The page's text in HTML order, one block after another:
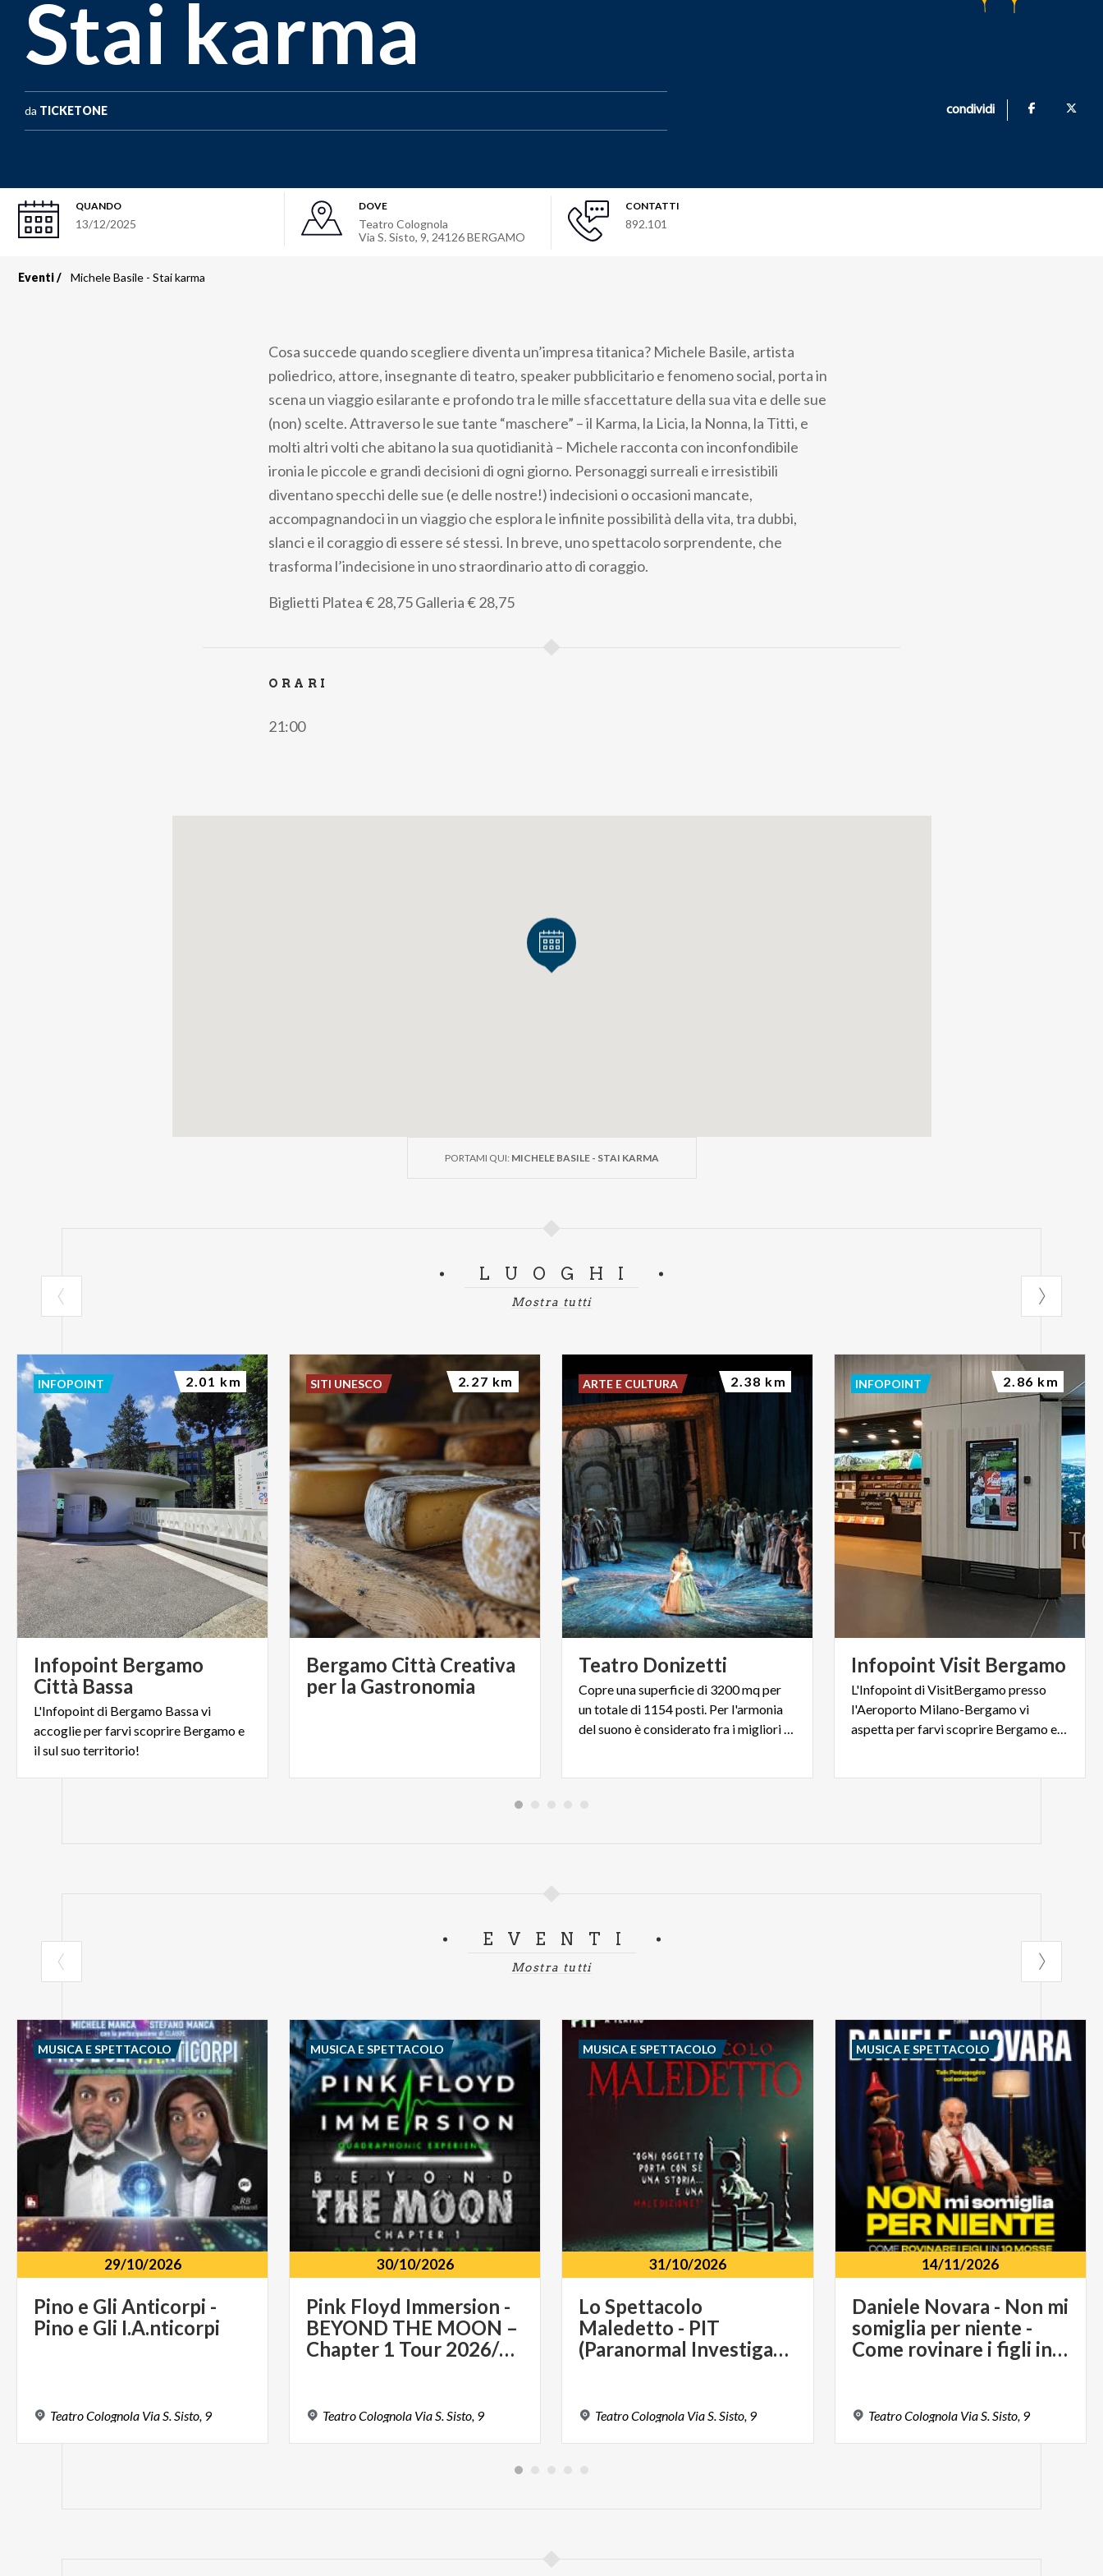
Stai karma
da TICKETONE condividi
QUANDO
13/12/2025
DOVE
Teatro Colognola
Via S. Sisto, 9, 24126BERGAMO
CONTATTI
892.101
Eventi Michele Basile - Stai karma
Cosa succede quando scegliere diventa un’impresa titanica? Michele Basile, artista
poliedrico, attore, insegnante di teatro, speaker pubblicitario e fenomeno social, porta in
scena un viaggio esilarante e profondo tra le mille sfaccettature della sua vita e delle sue
(non) scelte. Attraverso le sue tante “maschere” – il Karma, la Licia, la Nonna, la Titti, e
molti altri volti che abitano la sua quotidianità – Michele racconta con inconfondibile
ironia le piccole e grandi decisioni di ogni giorno. Personaggi surreali e irresistibili
diventano specchi delle sue (e delle nostre!) indecisioni o occasioni mancate,
accompagnandoci in un viaggio che esplora le infinite possibilità della vita, tra dubbi,
slanci e il coraggio di essere sé stessi. In breve, uno spettacolo sorprendente, che
trasforma l’indecisione in uno straordinario atto di coraggio.
Biglietti Platea€ 28,75Galleria€ 28,75
ORARI
21:00
PORTAMI QUI: MICHELE BASILE - STAI KARMA
LUOGHI
Mostra tutti
Infopoint Bergamo
Città Bassa
L'Infopoint di Bergamo Bassa vi
accoglie per farvi scoprire Bergamo e
il sul suo territorio!
INFOPOINT 2.01 km
Bergamo Città Creativa
per la Gastronomia
SITI UNESCO 2.27 km
Teatro Donizetti
Copre una superficie di 3200 mq per
un totale di 1154 posti. Per l'armonia
del suono è considerato fra i migliori d'Italia.
ARTE E CULTURA 2.38 km
InfopointVisit Bergamo
L'Infopoint di VisitBergamo presso
l'Aeroporto Milano-Bergamo vi
aspetta per farvi scoprire Bergamo e il suo territorio!
INFOPOINT 2.86 km
EVENTI
Mostra tutti
29/10/2026
Pino e Gli Anticorpi -
Pino e Gli I.A.nticorpi
TeatroColognola ViaS.Sisto, 9
MUSICA E SPETTACOLO
30/10/2026
Pink Floyd Immersion -
BEYOND THE MOON –
Chapter 1 Tour 2026/2027
TeatroColognola ViaS.Sisto, 9
MUSICA E SPETTACOLO
31/10/2026
Lo Spettacolo
Maledetto - PIT
(Paranormal Investigation Team)
TeatroColognola ViaS.Sisto, 9
MUSICA E SPETTACOLO
14/11/2026
Daniele Novara - Non mi
somiglia per niente -
Come rovinare i figli in 10 mosse
TeatroColognola ViaS.Sisto, 9
MUSICA E SPETTACOLO